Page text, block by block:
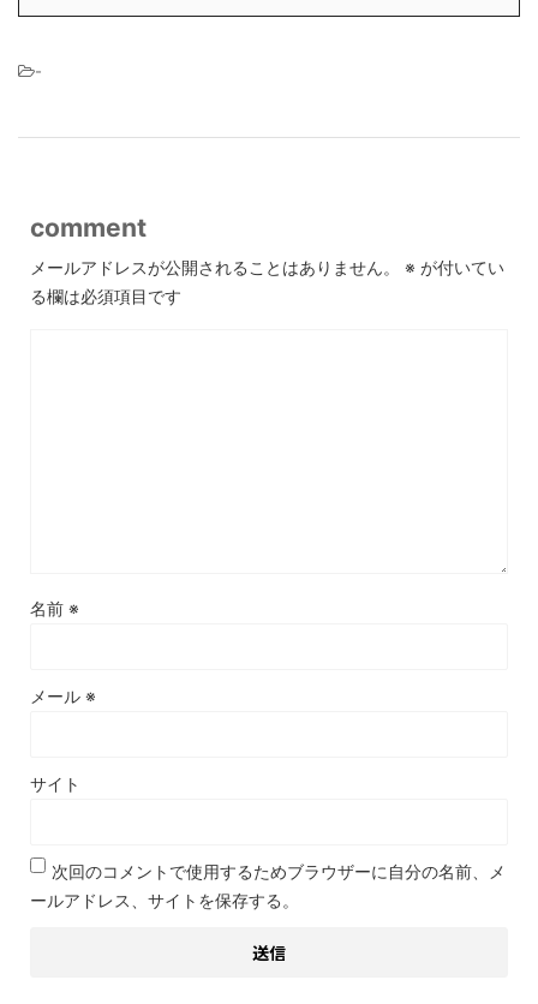
-
comment
メールアドレスが公開されることはありません。 ※ が付いてい
る欄は必須項目です
名前 ※
メール ※
サイト
次回のコメントで使用するためブラウザーに自分の名前、メ
ールアドレス、サイトを保存する。